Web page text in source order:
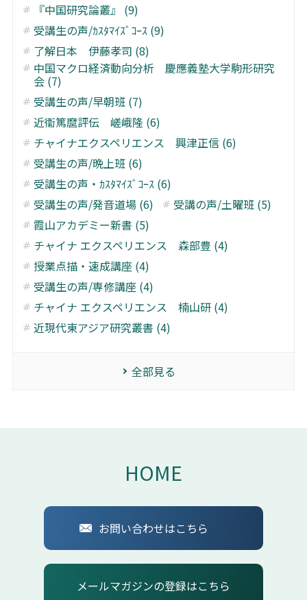
『中国研究論叢』 (9)
受講生の声/ｶｽﾀﾏｲｽﾞｺｰｽ (9)
了解日本 伊藤孝司 (8)
中国マクロ経済動向分析 慶應義塾大学駒形研究
会 (7)
受講生の声/早朝班 (7)
近衞篤麿評伝 嵯峨隆 (6)
チャイナエクスペリエンス 興津正信 (6)
受講生の声/晩上班 (6)
受講生の声・ｶｽﾀﾏｲｽﾞｺｰｽ (6)
受講生の声/発音道場 (6)
受講の声/土曜班 (5)
霞山アカデミー新書 (5)
チャイナ エクスペリエンス 森部豊 (4)
授業点描・速成講座 (4)
受講生の声/専修講座 (4)
チャイナ エクスペリエンス 楠山研 (4)
近現代東アジア研究叢書 (4)
全部見る
HOME
お問い合わせはこちら
メールマガジンの登録はこちら